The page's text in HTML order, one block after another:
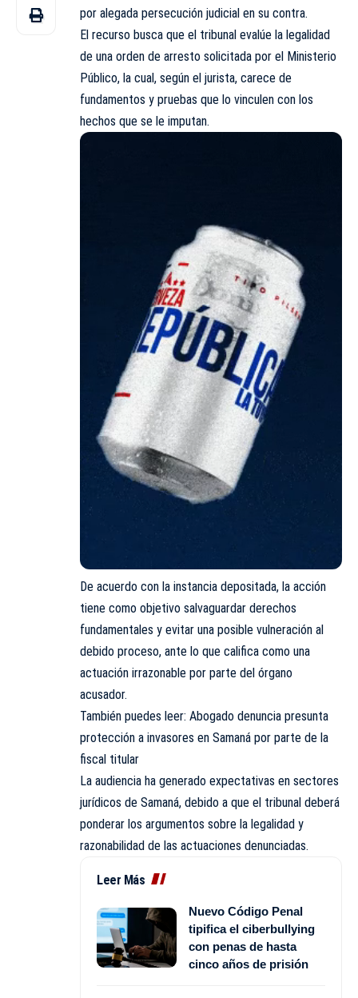
por alegada persecución judicial en su contra.
El recurso busca que el tribunal evalúe la legalidad
de una orden de arresto solicitada por el Ministerio
Público, la cual, según el jurista, carece de
fundamentos y pruebas que lo vinculen con los
hechos que se le imputan.
De acuerdo con la instancia depositada, la acción
tiene como objetivo salvaguardar derechos
fundamentales y evitar una posible vulneración al
debido proceso, ante lo que califica como una
actuación irrazonable por parte del órgano
acusador.
También puedes leer: Abogado denuncia presunta
protección a invasores en Samaná por parte de la
fiscal titular
La audiencia ha generado expectativas en sectores
jurídicos de Samaná, debido a que el tribunal deberá
ponderar los argumentos sobre la legalidad y
razonabilidad de las actuaciones denunciadas.
Leer Más
Nuevo Código Penal
tipifica el ciberbullying
con penas de hasta
cinco años de prisión